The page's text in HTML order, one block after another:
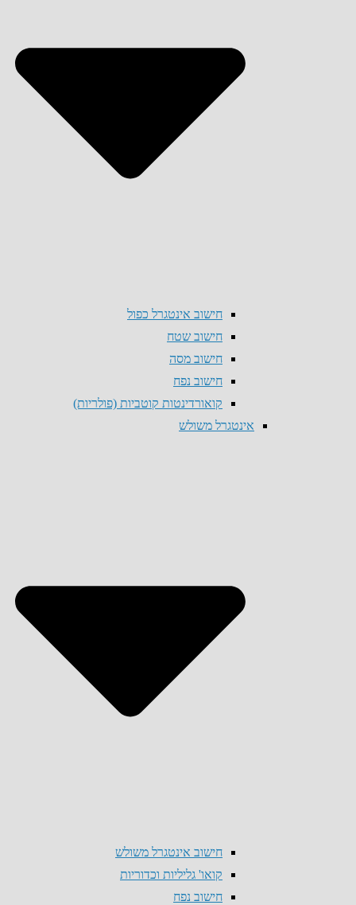
חישוב אינטגרל כפול
חישוב שטח
חישוב מסה
חישוב נפח
קואורדינטות קוטביות (פולריות)
אינטגרל משולש
חישוב אינטגרל משולש
קואו' גליליות וכדוריות
חישוב נפח